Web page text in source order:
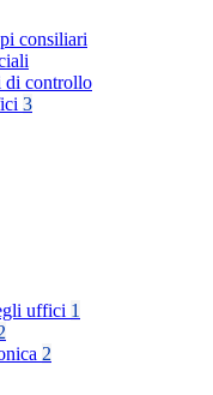
consiliari
di controllo
3
uffici 1
2